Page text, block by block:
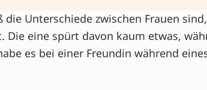
ist sehr unterschiedlich
Unterschiede zwischen Frauen
Die eine spürt davon kaum etwas,
es bei einer Freundin während